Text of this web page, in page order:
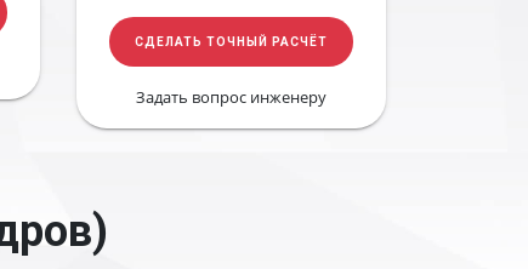
СДЕЛАТЬ ТОЧНЫЙ РАСЧЁТ
Задать вопрос инженеру